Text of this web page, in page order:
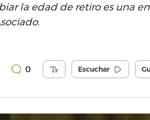
la edad de retiro es una
0 Escuchar